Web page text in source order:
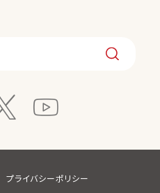
プライバシーポリシー